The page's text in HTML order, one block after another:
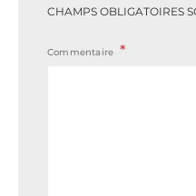
CHAMPS OBLIGATOIRES
Commentaire